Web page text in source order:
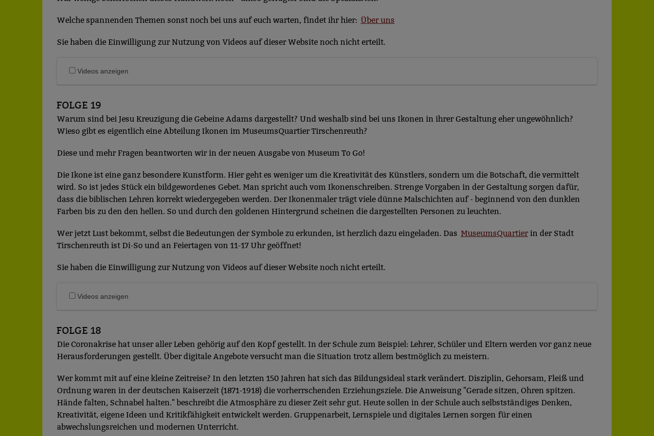
Datenschutzmodus. Dieser Modus bewirkt laut YouTube, dass YouTube keine Informationen über die Besucher auf dieser
Website speichert, bevor diese sich das Video ansehen.
Eingebundene Inhalte
Welche spannenden Themen sonst noch bei uns auf euch warten, findet ihr hier: Über uns
Sie haben die Einwilligung zur Nutzung von Videos auf dieser Website noch nicht erteilt.
Videos anzeigen
FOLGE 19
Warum sind bei Jesu Kreuzigung die Gebeine Adams dargestellt? Und weshalb sind bei uns Ikonen in ihrer Gestaltung eher ungewöhnlich?
Wieso gibt es eigentlich eine Abteilung Ikonen im MuseumsQuartier Tirschenreuth?
Diese und mehr Fragen beantworten wir in der neuen Ausgabe von Museum To Go!
Die Ikone ist eine ganz besondere Kunstform. Hier geht es weniger um die Kreativität des Künstlers, sondern um die Botschaft, die vermittelt
wird. So ist jedes Stück ein bildgewordenes Gebet. Man spricht auch vom Ikonenschreiben. Strenge Vorgaben in der Gestaltung sorgen dafür,
dass die biblischen Lehren korrekt wiedergegeben werden. Der Ikonenmaler trägt viele dünne Malschichten auf - beginnend von den dunklen
Farben bis zu den den hellen. So und durch den goldenen Hintergrund scheinen die dargestellten Personen zu leuchten.
Wer jetzt Lust bekommt, selbst die Bedeutungen der Symbole zu erkunden, ist herzlich dazu eingeladen. Das MuseumsQuartierin der Stadt
Tirschenreuth ist Di-So und an Feiertagen von 11-17 Uhr geöffnet!
Sie haben die Einwilligung zur Nutzung von Videos auf dieser Website noch nicht erteilt.
Videos anzeigen
FOLGE 18
Die Coronakrise hat unser aller Leben gehörig auf den Kopf gestellt. In der Schule zum Beispiel: Lehrer, Schüler und Eltern werden vor ganz neue
Herausforderungen gestellt. Über digitale Angebote versucht man die Situation trotz allem bestmöglich zu meistern.
Wer kommt mit auf eine kleine Zeitreise? In den letzten 150 Jahren hat sich das Bildungsideal stark verändert. Disziplin, Gehorsam, Fleiß und
Ordnung waren in der deutschen Kaiserzeit (1871-1918) die vorherrschenden Erziehungsziele. Die Anweisung "Gerade sitzen, Ohren spitzen.
Hände falten, Schnabel halten." beschreibt die Atmosphäre zu dieser Zeit sehr gut. Heute sollen in der Schule auch selbstständiges Denken,
Kreativität, eigene Ideen und Kritikfähigkeit entwickelt werden. Gruppenarbeit, Lernspiele und digitales Lernen sorgen für einen
abwechslungsreichen und modernen Unterricht.